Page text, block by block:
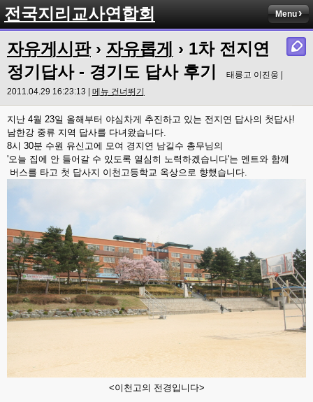
전국지리교사연합회 Menu
자유게시판› 자유롭게 › 1차 전지연
정기답사 - 경기도 답사 후기
태릉고 이진웅 |
2011.04.29 16:23:13 | 메뉴 건너뛰기
지난 4월 23일 올해부터 야심차게 추진하고 있는 전지연 답사의 첫답사!
남한강 중류 지역 답사를 다녀왔습니다.
8시 30분 수원 유신고에 모여 경지연 남길수 총무님의
'오늘 집에 안 들어갈 수 있도록 열심히 노력하겠습니다'는 멘트와 함께
버스를 타고 첫 답사지 이천고등학교 옥상으로 향했습니다.
<이천고의 전경입니다>